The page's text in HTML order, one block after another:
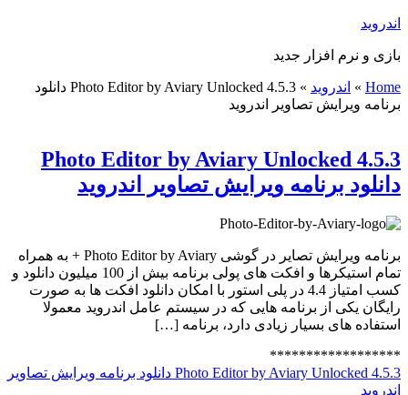
اندروید
بازی و نرم افزار جدید
Home
» اندروید »
Photo Editor by Aviary Unlocked 4.5.3 دانلود
برنامه ویرایش تصاویر اندروید
Photo Editor by Aviary Unlocked 4.5.3
دانلود برنامه ویرایش تصاویر اندروید
برنامه ویرایش تصایر در گوشی Photo Editor by Aviary + به همراه
تمام استیکرها و افکت های پولی برنامه بیش از 100 میلیون دانلود و
کسب امتیاز 4.4 در پلی استور با امکان دانلود افکت ها به صورت
رایگان یکی از برنامه هایی که در سیستم عامل اندروید معمولا
استفاده های بسیار زیادی دارد، برنامه […]
******************
Photo Editor by Aviary Unlocked 4.5.3 دانلود برنامه ویرایش تصاویر
اندروید